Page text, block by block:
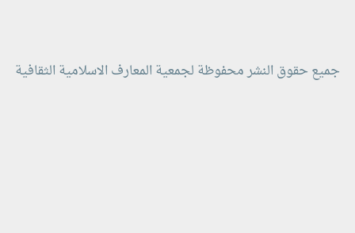
جميع حقوق النشر محفوظة لجمعية المعارف الاسلامية الثقافية